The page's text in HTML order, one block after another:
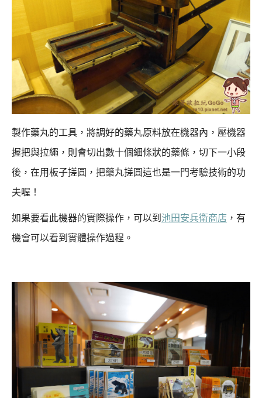
製作藥丸的工具，將調好的藥丸原料放在機器內，壓機器
握把與拉繩，則會切出數十個細條狀的藥條， 切下一小段
後，在用板子搓圓，把藥丸搓圓這也是一門考驗技術的功
夫喔！
如果要看此機器的實際操作，可以到 池田安兵衛商店 ，有
機會可以看到實體操作過程。